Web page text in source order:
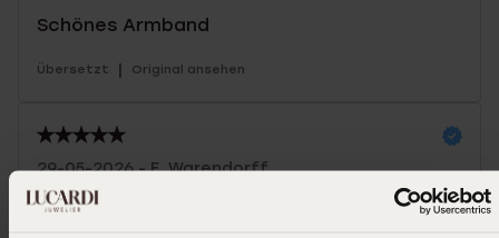
Schönes Armband
Übersetzt | Original ansehen
29-05-2026 - E. Warendorff
Um es selbst zu tragen, wie sie sehr viel